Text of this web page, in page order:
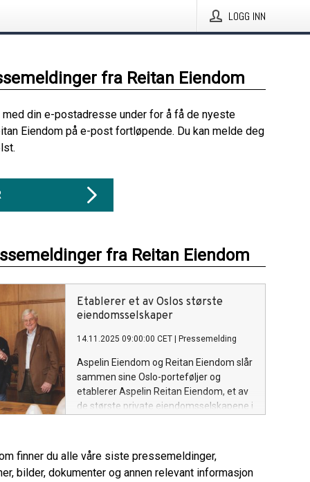
LOGG INN
fra Reitan Eiendom
din e-postadresse under for å få de nyeste
Eiendom på e-post fortløpende. Du kan melde deg
fra Reitan Eiendom
Etablerer et av Oslos største
eiendomsselskaper
14.11.2025 09:00:00 CET Pressemelding
Aspelin Eiendom og Reitan Eiendom slår
sammen sine Oslo-porteføljer og
etablerer Aspelin Reitan Eiendom, et av
de største private eiendomsselskapene i
kroner.
finner du alle våre siste pressemeldinger,
bilder, dokumenter og annen relevant informasjon